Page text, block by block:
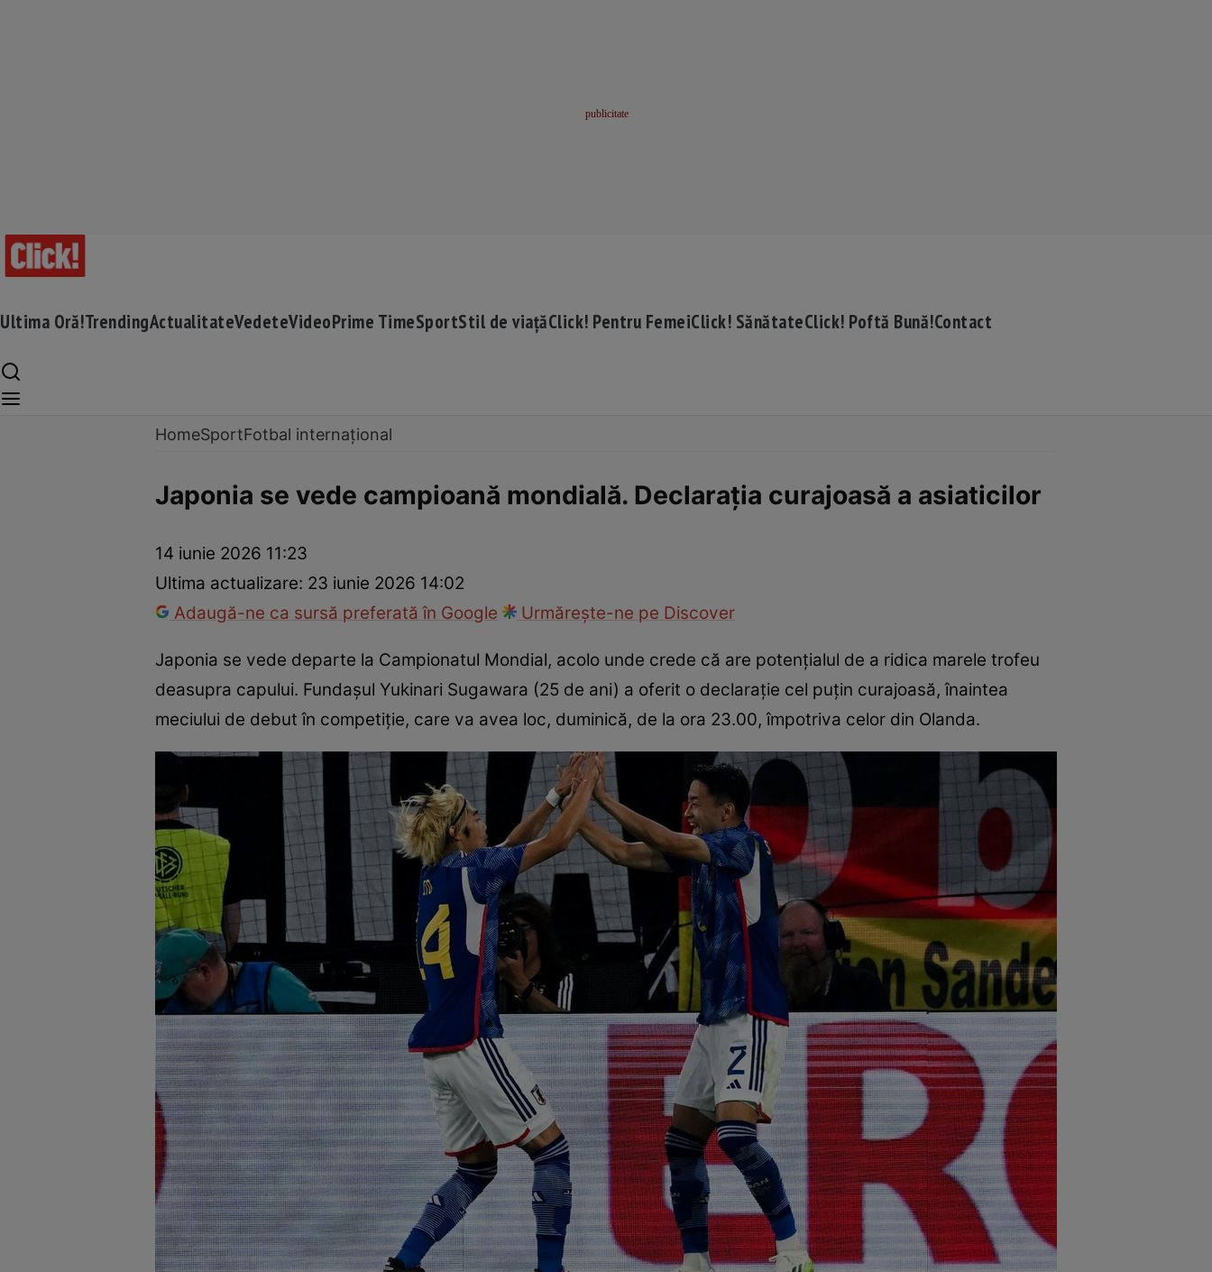
Ultima Oră!TrendingActualitateVedeteVideoPrime TimeSportStil de viațăClick! Pentru FemeiClick! SănătateClick! Poftă Bună!Contact
HomeSportFotbal internațional
Japonia se vede campioană mondială. Declarația curajoasă a asiaticilor
14 iunie 2026 11:23
Ultima actualizare: 23 iunie 2026 14:02
Adaugă-ne ca sursă preferată în Google
Urmărește-ne pe Discover
Japonia se vede departe la Campionatul Mondial, acolo unde crede că are potențialul de a ridica marele trofeu
deasupra capului. Fundaşul Yukinari Sugawara (25 de ani) a oferit o declarație cel puțin curajoasă, înaintea
meciului de debut în competiție, care va avea loc, duminică, de la ora 23.00, împotriva celor din Olanda.